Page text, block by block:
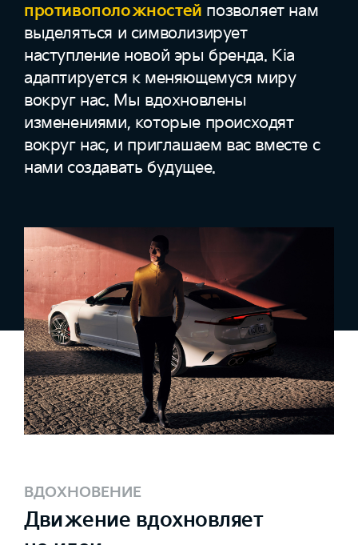
противоположностей позволяет нам
выделяться и символизирует
наступление новой эры бренда. Kia
адаптируется к меняющемуся миру
вокруг нас. Мы вдохновлены
изменениями, которые происходят
вокруг нас, и приглашаем вас вместе с
нами создавать будущее.
ВДОХНОВЕНИЕ
Движение вдохновляет